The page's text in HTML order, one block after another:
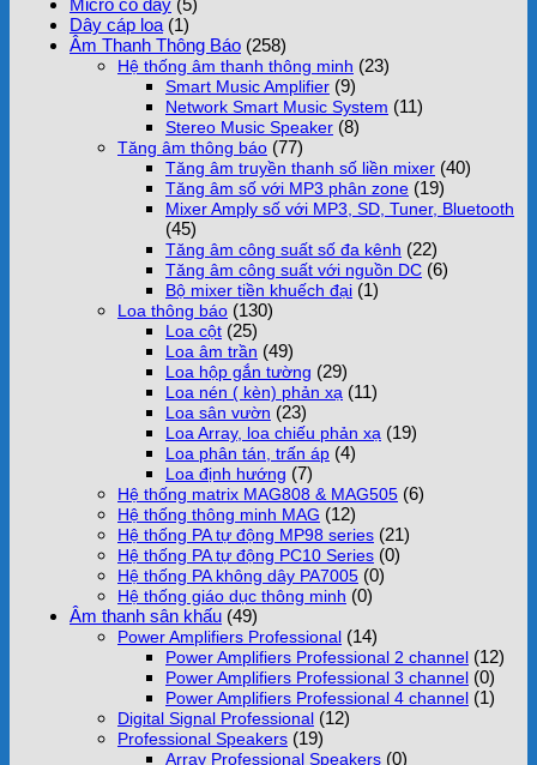
Dây cáp loa (1)
Âm Thanh Thông Báo (258)
Hệ thống âm thanh thông minh (23)
Smart Music Amplifier (9)
Network Smart Music System (11)
Stereo Music Speaker (8)
Tăng âm thông báo (77)
Tăng âm truyền thanh số liền mixer (40)
Tăng âm số với MP3 phân zone (19)
Mixer Amply số với MP3, SD, Tuner, Bluetooth
(45)
Tăng âm công suất số đa kênh (22)
Tăng âm công suất với nguồn DC (6)
Bộ mixer tiền khuếch đại (1)
Loa thông báo (130)
Loa cột (25)
Loa âm trần (49)
Loa hộp gắn tường (29)
Loa nén ( kèn) phản xạ (11)
Loa sân vườn (23)
Loa Array, loa chiếu phản xạ (19)
Loa phân tán, trấn áp (4)
Loa định hướng (7)
Hệ thống matrix MAG808 & MAG505 (6)
Hệ thống thông minh MAG (12)
Hệ thống PA tự động MP98 series (21)
Hệ thống PA tự động PC10 Series (0)
Hệ thống PA không dây PA7005 (0)
Hệ thống giáo dục thông minh (0)
Âm thanh sân khấu (49)
Power Amplifiers Professional (14)
Power Amplifiers Professional 2 channel (12)
Power Amplifiers Professional 3 channel (0)
Power Amplifiers Professional 4 channel (1)
Digital Signal Professional (12)
Professional Speakers (19)
Array Professional Speakers (0)